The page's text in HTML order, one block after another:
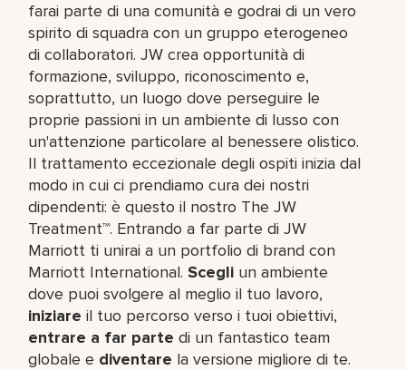
farai parte di una comunità e godrai di un vero
spirito di squadra con un gruppo eterogeneo
di collaboratori. JW crea opportunità di
formazione, sviluppo, riconoscimento e,
soprattutto, un luogo dove perseguire le
proprie passioni in un ambiente di lusso con
un'attenzione particolare al benessere olistico.
Il trattamento eccezionale degli ospiti inizia dal
modo in cui ci prendiamo cura dei nostri
dipendenti: è questo il nostro The JW
Treatment™. Entrando a far parte di JW
Marriott ti unirai a un portfolio di brand con
Marriott International.Scegli un ambiente
dove puoi svolgere al meglio il tuo lavoro,​
iniziare il tuo percorso verso i tuoi obiettivi,
entrare a far parte di un fantastico team​
globale e diventare la versione migliore di te.